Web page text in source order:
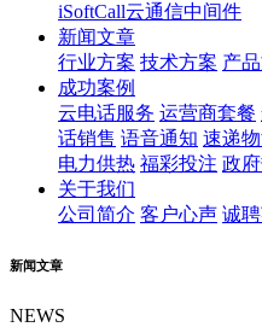
iSoftCall云通信中间件
新闻文章
行业方案 技术方案 产
成功案例
云电话服务 运营商套餐
话销售 语音通知 速递
电力供热 福彩投注 政
关于我们
公司简介 客户心声 诚
新闻文章
NEWS